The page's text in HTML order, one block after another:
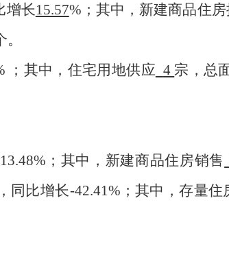
增长15.57%；其中，新建商品住
。
；其中，住宅用地供应 4 宗，总
；其中，新建商品住房销售
同比增长-42.41%；其中，存量住